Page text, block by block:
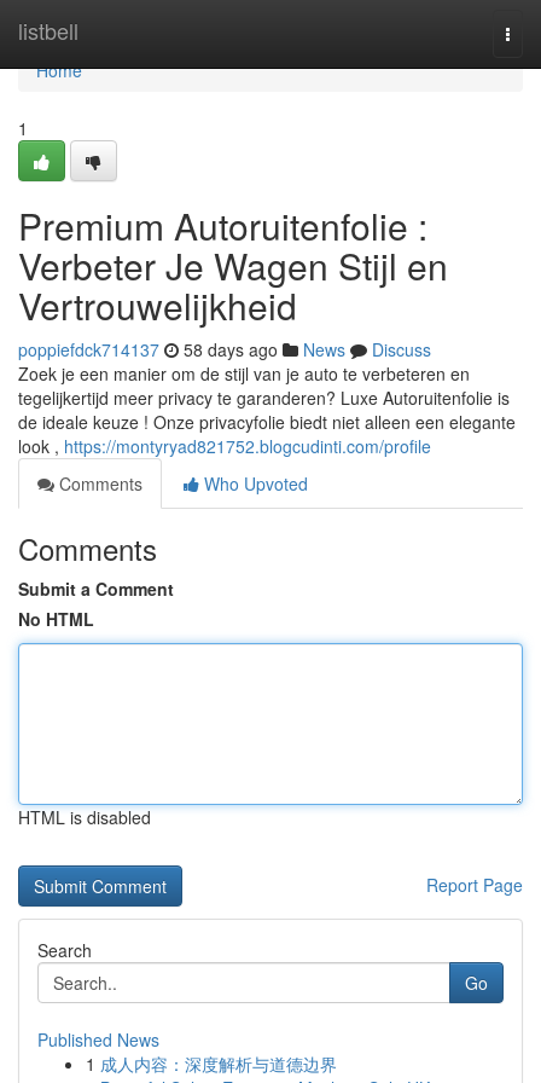
listbell
Home
Home
1
Premium Autoruitenfolie :
Verbeter Je Wagen Stijl en
Vertrouwelijkheid
poppiefdck714137 58 days ago News
Discuss
Zoek je een manier om de stijl van je auto te verbeteren en
tegelijkertijd meer privacy te garanderen? Luxe Autoruitenfolie is
de ideale keuze ! Onze privacyfolie biedt niet alleen een elegante
look , https://montyryad821752.blogcudinti.com/profile
Comments
Who Upvoted
Comments
Submit a Comment
No HTML
HTML is disabled
Report Page
Search
Go
Published News
1 成人内容：深度解析与道德边界